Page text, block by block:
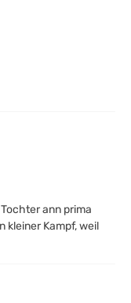
ann prima
kleiner Kampf, weil